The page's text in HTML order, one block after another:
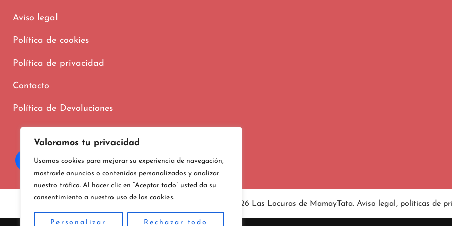
Valoramos tu privacidad
Usamos cookies para mejorar su experiencia de navegación,
mostrarle anuncios o contenidos personalizados y analizar
nuestro tráfico. Al hacer clic en “Aceptar todo” usted da su
consentimiento a nuestro uso de las cookies.
Personalizar Rechazar todo
Aviso legal
Política de cookies
Política de privacidad
Contacto
Política de Devoluciones
Copyright © 2024-2026 Las Locuras de MamayTata. Aviso legal , políticas de